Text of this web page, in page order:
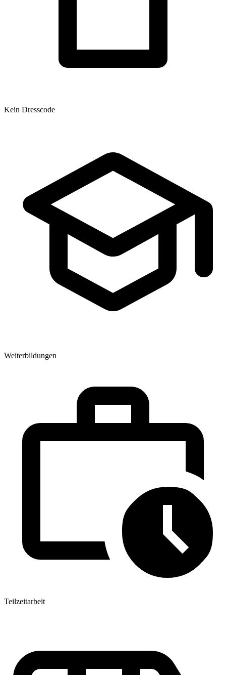
Kein Dresscode
Weiterbildungen
Teilzeitarbeit